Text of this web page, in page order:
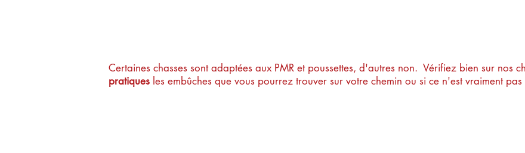
Certaines chasses sont adaptées aux PMR et poussettes, d'autres non. Vérifiez bien sur nos
pratiques les embûches que vous pourrez trouver sur votre chemin ou si ce n'est vraiment